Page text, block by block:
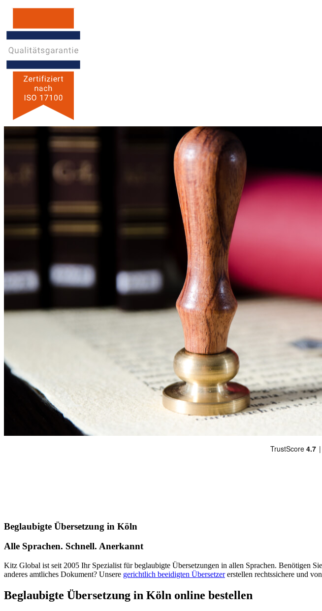
Beglaubigte Übersetzung in Köln
Alle Sprachen. Schnell. Anerkannt
Kitz Global ist seit 2005 Ihr Spezialist für beglaubigte Übersetzungen in allen Sprachen. Benötigen
anderes amtliches Dokument? Unsere gerichtlich beeidigten Übersetzererstellen rechtssichere und
Beglaubigte Übersetzung in Köln online bestellen